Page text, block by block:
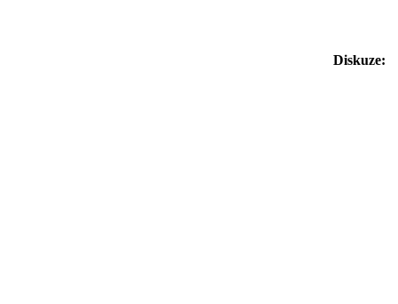
Diskuze: